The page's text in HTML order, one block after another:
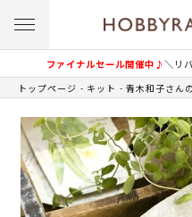
ファイナルセール開催中♪＼リ
トップページ キット 青木和子さん